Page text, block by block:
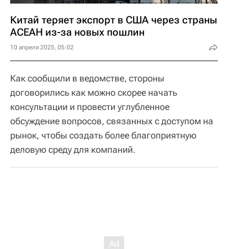
Китай теряет экспорт в США через страны
АСЕАН из-за новых пошлин
10 апреля 2025, 05:02
Как сообщили в ведомстве, стороны
договорились как можно скорее начать
консультации и провести углубленное
обсуждение вопросов, связанных с доступом на
рынок, чтобы создать более благоприятную
деловую среду для компаний.